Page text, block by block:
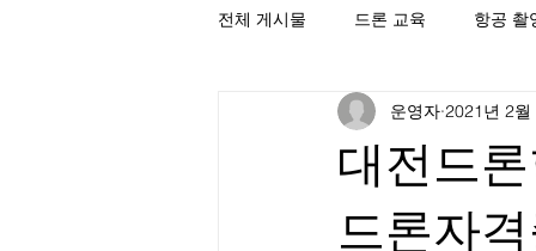
전체 게시물 드론 교육 항공 촬
팀꾸러기 소식
대전드
드론자
운영자 2021년 2월